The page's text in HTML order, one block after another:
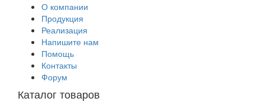
О компании
Продукция
Реализация
Напишите нам
Помощь
Контакты
Форум
Каталог товаров